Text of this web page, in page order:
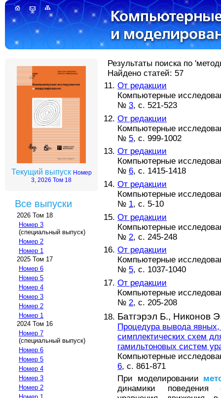
Текущий выпуск Номер
3, 2026 Том 18
Все выпуски
2026 Том 18
Номер 3
(специальный выпуск)
Номер 2
Номер 1
2025 Том 17
Номер 6
Номер 5
Номер 4
Номер 3
Номер 2
Номер 1
2024 Том 16
Номер 7
(специальный выпуск)
Номер 6
Номер 5
Номер 4
Номер 3
Номер 2
Результаты поиска по
Найдено статей: 57
От редакции
Компьютерные
№ 3, с. 521-523
От редакции
Компьютерные
№ 5, с. 999-1002
От редакции
Компьютерные
№ 6, с. 1415-1418
От редакции
Компьютерные
№ 1, с. 5-10
От редакции
Компьютерные
№ 2, с. 245-248
От редакции
Компьютерные
№ 5, с. 1037-1040
От редакции
Компьютерные
№ 2, с. 205-208
Батгэрэл Б., Никонов
Процедура вывода
симплектических схем
гамильтоновых систем
Компьютерные
6, с. 861-871
При моделировании
динамики